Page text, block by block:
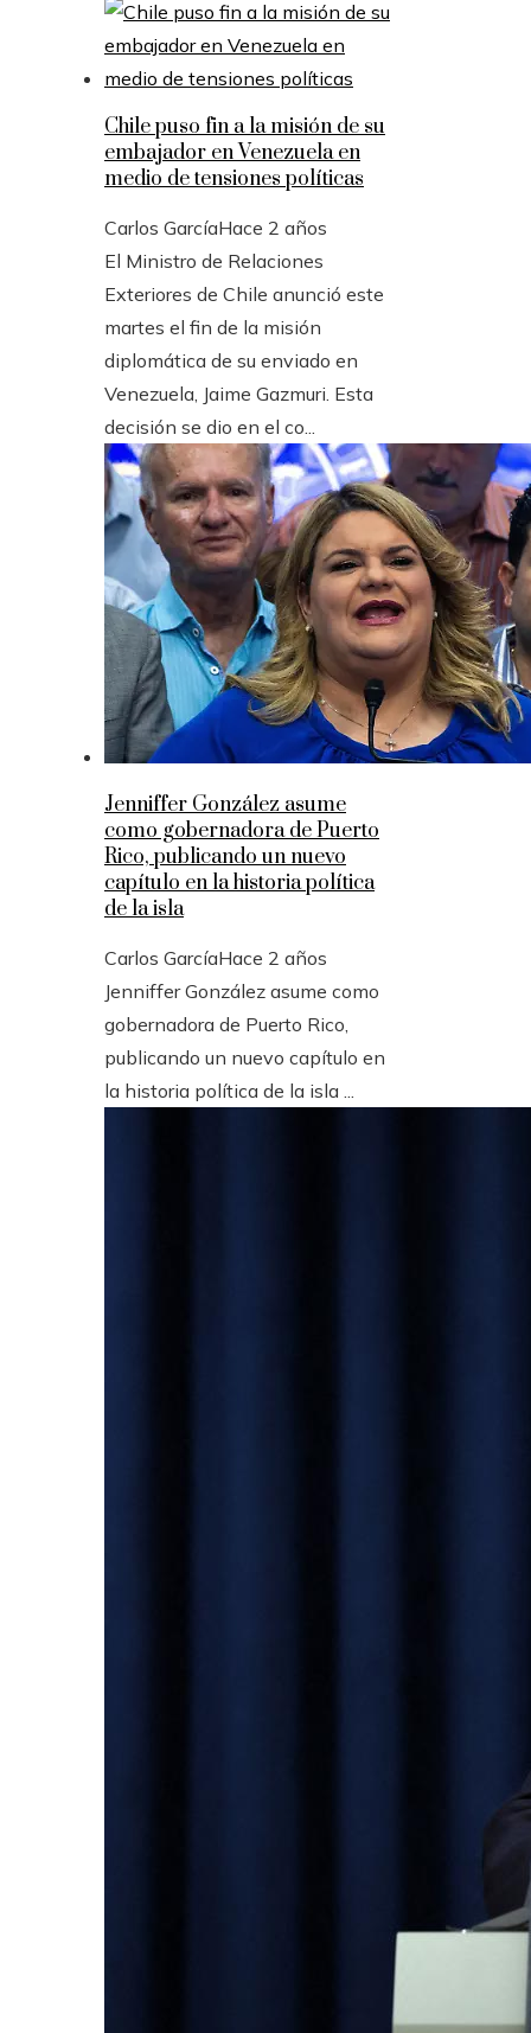
Chile puso fin a la misión de su
embajador en Venezuela en
medio de tensiones políticas
Carlos GarcíaHace 2 años
El Ministro de Relaciones
Exteriores de Chile anunció este
martes el fin de la misión
diplomática de su enviado en
Venezuela, Jaime Gazmuri. Esta
decisión se dio en el co...
Jenniffer González asume
como gobernadora de Puerto
Rico, publicando un nuevo
capítulo en la historia política
de la isla
Carlos GarcíaHace 2 años
Jenniffer González asume como
gobernadora de Puerto Rico,
publicando un nuevo capítulo en
la historia política de la isla ...